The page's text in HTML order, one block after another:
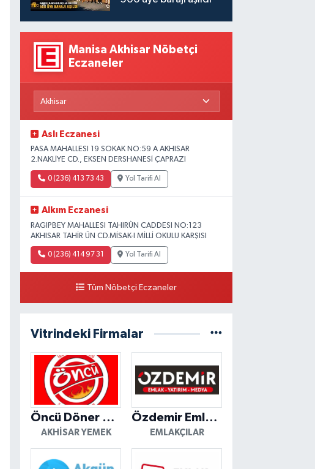
Manisa Akhisar Nöbetçi
Eczaneler
Aslı Eczanesi
PASA MAHALLESI 19 SOKAK NO:59 A AKHISAR
2.NAKLİYE CD., EKSEN DERSHANESİ ÇAPRAZI
0 (236) 413 73 43 Yol Tarifi Al
Alkım Eczanesi
RAGIPBEY MAHALLESI TAHIRÜN CADDESI NO:123
AKHISAR TAHİR ÜN CD.MİSAK-I MİLLİ OKULU KARŞISI
0 (236) 414 97 31 Yol Tarifi Al
Tüm Nöbetçi Eczaneler
Vitrindeki Firmalar
Öncü Döner Akhisar
AKHISAR YEMEK
Özdemir Emlak Yatırım
EMLAKÇILAR